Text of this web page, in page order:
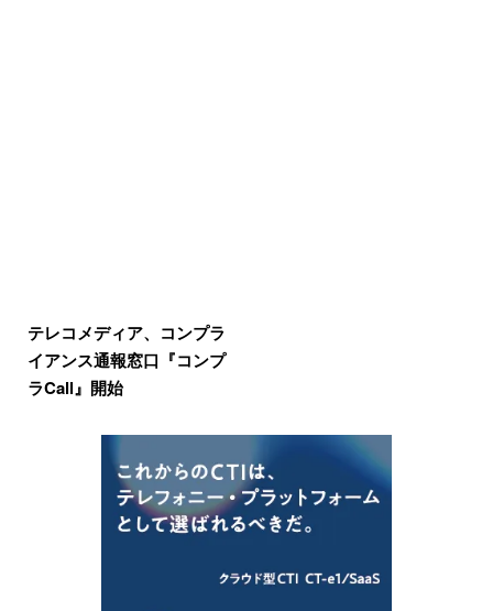
テレコメディア、コンプラ
イアンス通報窓口『コンプ
ラCall』開始